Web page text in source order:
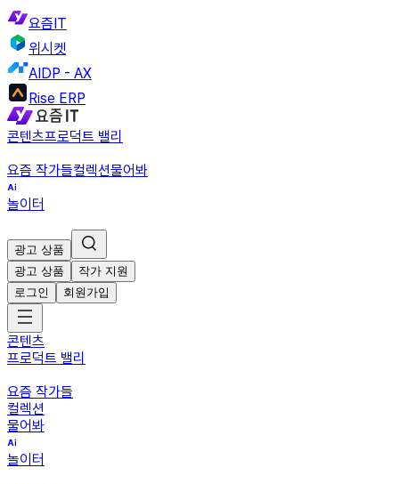
요즘IT
위시켓
AIDP - AX
Rise ERP
콘텐츠프로덕트 밸리
요즘 작가들컬렉션물어봐
놀이터
광고 상품
광고 상품
작가 지원
로그인
회원가입
콘텐츠
프로덕트 밸리
요즘 작가들
컬렉션
물어봐
놀이터